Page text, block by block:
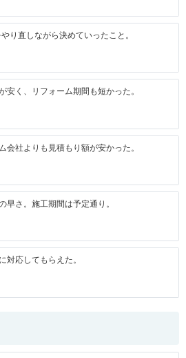
り直しながら決めていったこと。
安く、リフォーム期間も短かった。
会社よりも見積もり額が安かった。
早さ。施工期間は予定通り。
対応してもらえた。